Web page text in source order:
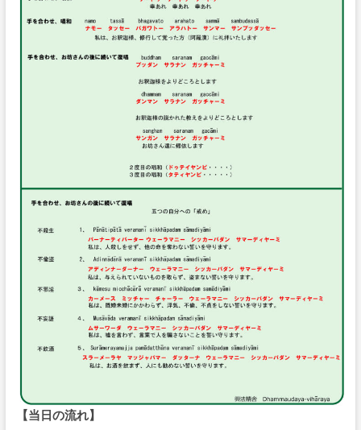
【当日の流れ】